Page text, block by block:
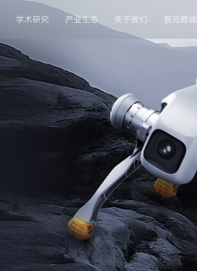
学术研究 产业生态 关于我们 智元商城